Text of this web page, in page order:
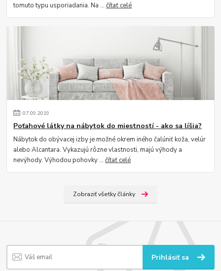
tomuto typu usporiadania. Na ...čítať celé
07.09.2019
Poťahové látky na nábytok do miestností - ako sa líšia?
Nábytok do obývacej izby je možné okrem iného čalúniť koža, velúr
alebo Alcantara. Vykazujú rôzne vlastnosti, majú výhody a
nevýhody. Výhodou pohovky ...čítať celé
Zobraziť všetky články
Prihlásiť sa